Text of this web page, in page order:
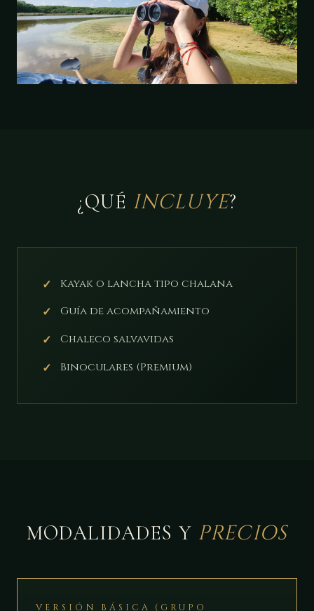
¿QUÉ INCLUYE?
Kayak o lancha tipo chalana
Guía de acompañamiento
Chaleco salvavidas
Binoculares (Premium)
MODALIDADES Y PRECIOS
VERSIÓN BÁSICA (GRUPO